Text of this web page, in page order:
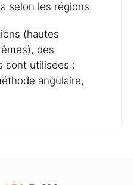
selon les régions.
(hautes
des
sont utilisées :
angulaire,